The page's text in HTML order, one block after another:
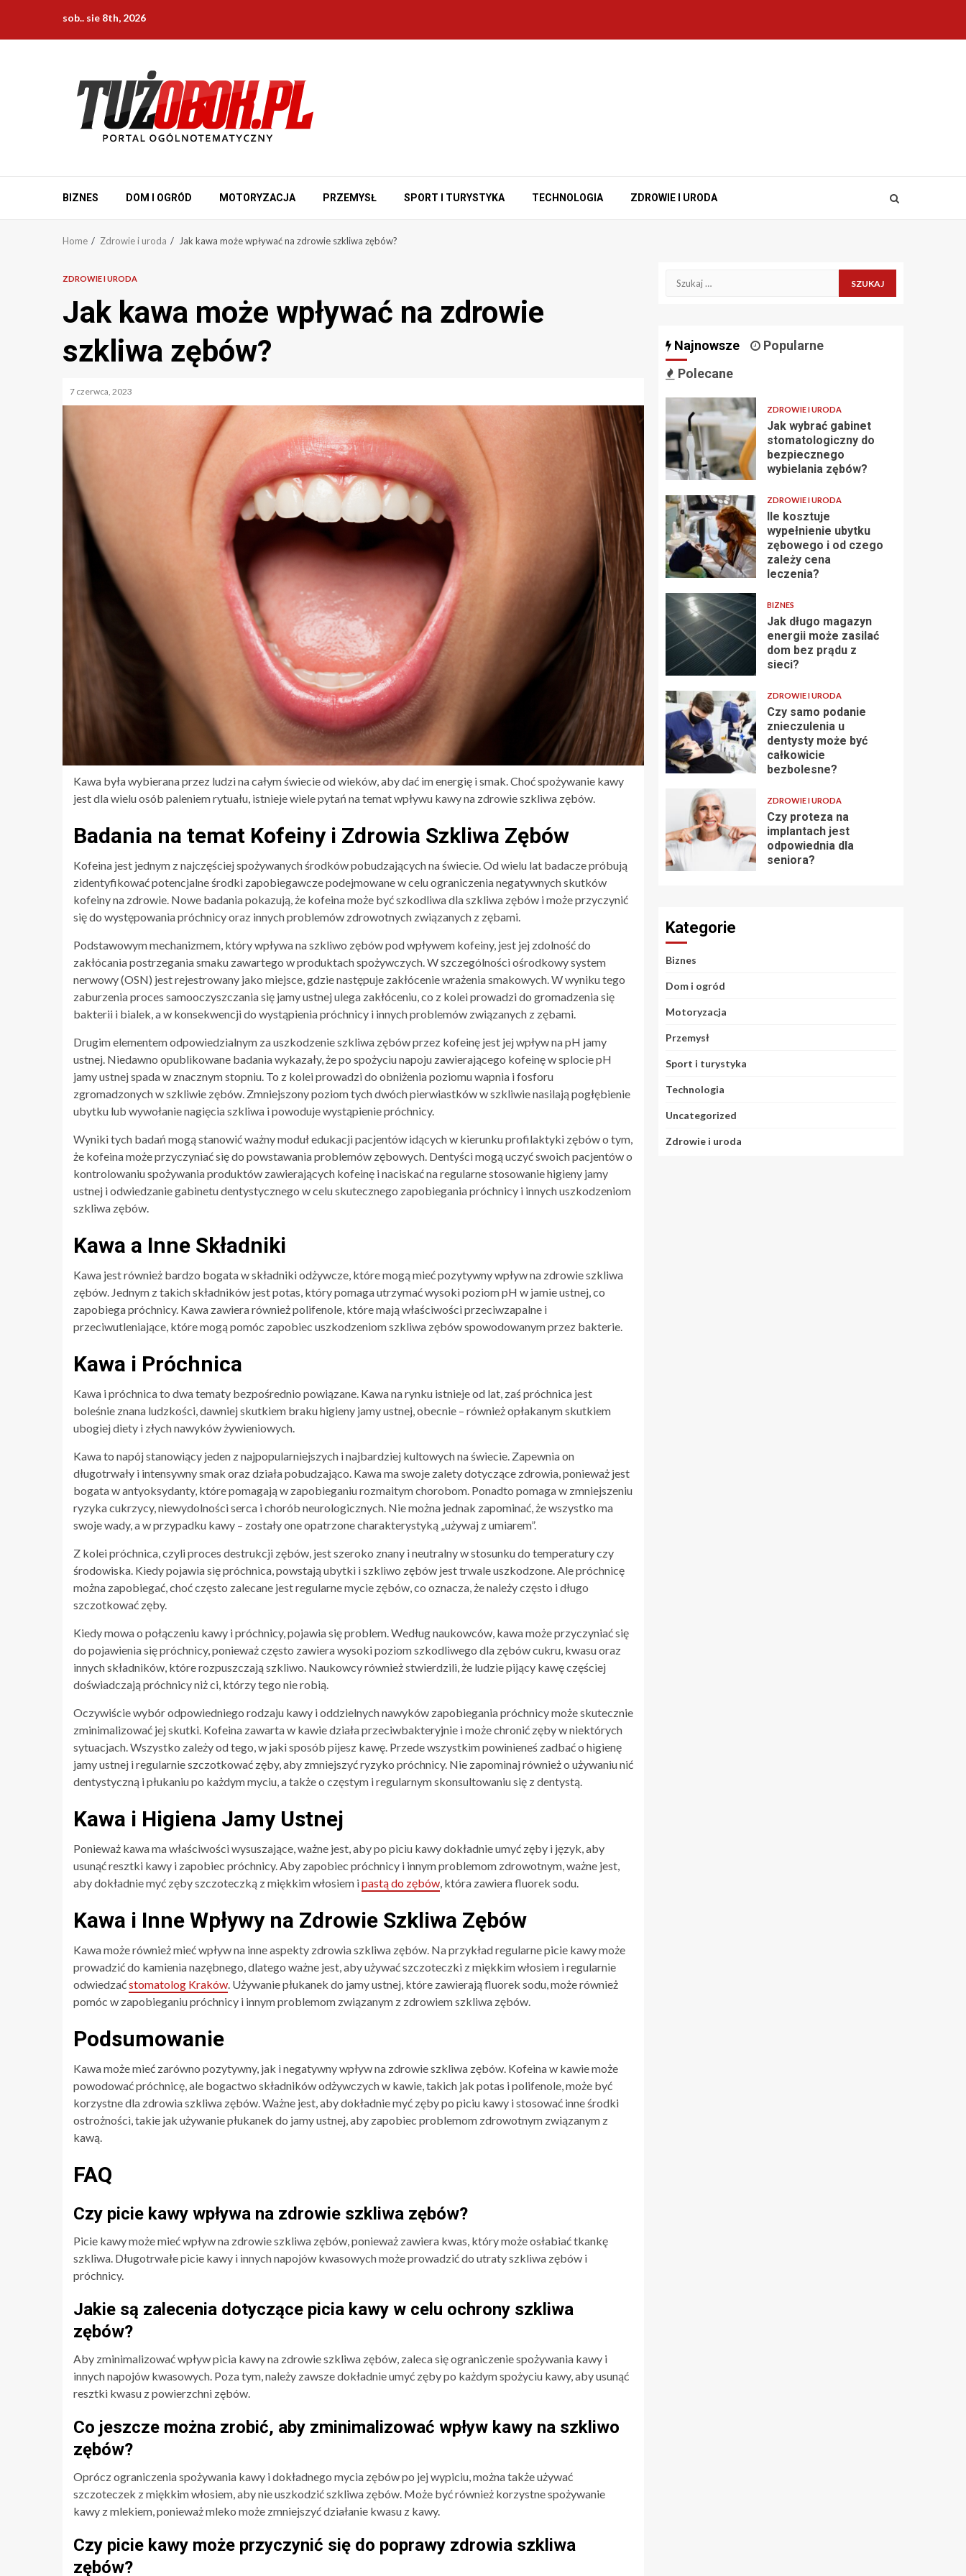
content
sob.. sie 8th, 2026
BIZNES DOM I OGRÓD MOTORYZACJA PRZEMYSŁ SPORT I TURYSTYKA TECHNOLOGIA ZDROWIE I URODA
Home Zdrowie i uroda Jak kawa może wpływać na zdrowie szkliwa zębów?
ZDROWIE I URODA
Jak kawa może wpływać na zdrowie
szkliwa zębów?
7 czerwca, 2023
Kawa była wybierana przez ludzi na całym świecie od wieków, aby dać im energię i smak. Choć spożywanie kawy
jest dla wielu osób paleniem rytuału, istnieje wiele pytań na temat wpływu kawy na zdrowie szkliwa zębów.
Badania na temat Kofeiny i Zdrowia Szkliwa Zębów
Kofeina jest jednym z najczęściej spożywanych środków pobudzających na świecie. Od wielu lat badacze próbują
zidentyfikować potencjalne środki zapobiegawcze podejmowane w celu ograniczenia negatywnych skutków
kofeiny na zdrowie. Nowe badania pokazują, że kofeina może być szkodliwa dla szkliwa zębów i może przyczynić
się do występowania próchnicy oraz innych problemów zdrowotnych związanych z zębami.
Podstawowym mechanizmem, który wpływa na szkliwo zębów pod wpływem kofeiny, jest jej zdolność do
zakłócania postrzegania smaku zawartego w produktach spożywczych. W szczególności ośrodkowy system
nerwowy (OSN) jest rejestrowany jako miejsce, gdzie następuje zakłócenie wrażenia smakowych. W wyniku tego
zaburzenia proces samooczyszczania się jamy ustnej ulega zakłóceniu, co z kolei prowadzi do gromadzenia się
bakterii i bialek, a w konsekwencji do wystąpienia próchnicy i innych problemów związanych z zębami.
Drugim elementem odpowiedzialnym za uszkodzenie szkliwa zębów przez kofeinę jest jej wpływ na pH jamy
ustnej. Niedawno opublikowane badania wykazały, że po spożyciu napoju zawierającego kofeinę w splocie pH
jamy ustnej spada w znacznym stopniu. To z kolei prowadzi do obniżenia poziomu wapnia i fosforu
zgromadzonych w szkliwie zębów. Zmniejszony poziom tych dwóch pierwiastków w szkliwie nasilają pogłębienie
ubytku lub wywołanie nagięcia szkliwa i powoduje wystąpienie próchnicy.
Wyniki tych badań mogą stanowić ważny moduł edukacji pacjentów idących w kierunku profilaktyki zębów o tym,
że kofeina może przyczyniać się do powstawania problemów zębowych. Dentyści mogą uczyć swoich pacjentów o
kontrolowaniu spożywania produktów zawierających kofeinę i naciskać na regularne stosowanie higieny jamy
ustnej i odwiedzanie gabinetu dentystycznego w celu skutecznego zapobiegania próchnicy i innych uszkodzeniom
szkliwa zębów.
Kawa a Inne Składniki
Kawa jest również bardzo bogata w składniki odżywcze, które mogą mieć pozytywny wpływ na zdrowie szkliwa
zębów. Jednym z takich składników jest potas, który pomaga utrzymać wysoki poziom pH w jamie ustnej, co
zapobiega próchnicy. Kawa zawiera również polifenole, które mają właściwości przeciwzapalne i
przeciwutleniające, które mogą pomóc zapobiec uszkodzeniom szkliwa zębów spowodowanym przez bakterie.
Kawa i Próchnica
Kawa i próchnica to dwa tematy bezpośrednio powiązane. Kawa na rynku istnieje od lat, zaś próchnica jest
boleśnie znana ludzkości, dawniej skutkiem braku higieny jamy ustnej, obecnie – również opłakanym skutkiem
ubogiej diety i złych nawyków żywieniowych.
Kawa to napój stanowiący jeden z najpopularniejszych i najbardziej kultowych na świecie. Zapewnia on
długotrwały i intensywny smak oraz działa pobudzająco. Kawa ma swoje zalety dotyczące zdrowia, ponieważ jest
bogata w antyoksydanty, które pomagają w zapobieganiu rozmaitym chorobom. Ponadto pomaga w zmniejszeniu
ryzyka cukrzycy, niewydolności serca i chorób neurologicznych. Nie można jednak zapominać, że wszystko ma
swoje wady, a w przypadku kawy – zostały one opatrzone charakterystyką „używaj z umiarem”.
Z kolei próchnica, czyli proces destrukcji zębów, jest szeroko znany i neutralny w stosunku do temperatury czy
środowiska. Kiedy pojawia się próchnica, powstają ubytki i szkliwo zębów jest trwale uszkodzone. Ale próchnicę
można zapobiegać, choć często zalecane jest regularne mycie zębów, co oznacza, że należy często i długo
szczotkować zęby.
Kiedy mowa o połączeniu kawy i próchnicy, pojawia się problem. Według naukowców, kawa może przyczyniać się
do pojawienia się próchnicy, ponieważ często zawiera wysoki poziom szkodliwego dla zębów cukru, kwasu oraz
innych składników, które rozpuszczają szkliwo. Naukowcy również stwierdzili, że ludzie pijący kawę częściej
doświadczają próchnicy niż ci, którzy tego nie robią.
Oczywiście wybór odpowiedniego rodzaju kawy i oddzielnych nawyków zapobiegania próchnicy może skutecznie
zminimalizować jej skutki. Kofeina zawarta w kawie działa przeciwbakteryjnie i może chronić zęby w niektórych
sytuacjach. Wszystko zależy od tego, w jaki sposób pijesz kawę. Przede wszystkim powinieneś zadbać o higienę
jamy ustnej i regularnie szczotkować zęby, aby zmniejszyć ryzyko próchnicy. Nie zapominaj również o używaniu nić
dentystyczną i płukaniu po każdym myciu, a także o częstym i regularnym skonsultowaniu się z dentystą.
Kawa i Higiena Jamy Ustnej
Ponieważ kawa ma właściwości wysuszające, ważne jest, aby po piciu kawy dokładnie umyć zęby i język, aby
usunąć resztki kawy i zapobiec próchnicy. Aby zapobiec próchnicy i innym problemom zdrowotnym, ważne jest,
aby dokładnie myć zęby szczoteczką z miękkim włosiem ipastą do zębów , która zawiera fluorek sodu.
Kawa i Inne Wpływy na Zdrowie Szkliwa Zębów
Kawa może również mieć wpływ na inne aspekty zdrowia szkliwa zębów. Na przykład regularne picie kawy może
prowadzić do kamienia nazębnego, dlatego ważne jest, aby używać szczoteczki z miękkim włosiem i regularnie
odwiedzaćstomatolog Kraków . Używanie płukanek do jamy ustnej, które zawierają fluorek sodu, może również
pomóc w zapobieganiu próchnicy i innym problemom związanym z zdrowiem szkliwa zębów.
Podsumowanie
Kawa może mieć zarówno pozytywny, jak i negatywny wpływ na zdrowie szkliwa zębów. Kofeina w kawie może
powodować próchnicę, ale bogactwo składników odżywczych w kawie, takich jak potas i polifenole, może być
korzystne dla zdrowia szkliwa zębów. Ważne jest, aby dokładnie myć zęby po piciu kawy i stosować inne środki
ostrożności, takie jak używanie płukanek do jamy ustnej, aby zapobiec problemom zdrowotnym związanym z
kawą.
FAQ
Czy picie kawy wpływa na zdrowie szkliwa zębów?
Picie kawy może mieć wpływ na zdrowie szkliwa zębów, ponieważ zawiera kwas, który może osłabiać tkankę
szkliwa. Długotrwałe picie kawy i innych napojów kwasowych może prowadzić do utraty szkliwa zębów i
próchnicy.
Jakie są zalecenia dotyczące picia kawy w celu ochrony szkliwa
zębów?
Aby zminimalizować wpływ picia kawy na zdrowie szkliwa zębów, zaleca się ograniczenie spożywania kawy i
innych napojów kwasowych. Poza tym, należy zawsze dokładnie umyć zęby po każdym spożyciu kawy, aby usunąć
resztki kwasu z powierzchni zębów.
Co jeszcze można zrobić, aby zminimalizować wpływ kawy na szkliwo
zębów?
Oprócz ograniczenia spożywania kawy i dokładnego mycia zębów po jej wypiciu, można także używać
szczoteczek z miękkim włosiem, aby nie uszkodzić szkliwa zębów. Może być również korzystne spożywanie
kawy z mlekiem, ponieważ mleko może zmniejszyć działanie kwasu z kawy.
Czy picie kawy może przyczynić się do poprawy zdrowia szkliwa
zębów?
Szukaj:
Najnowsze
Popularne
Polecane
ZDROWIE I URODA
Jak wybrać gabinet
stomatologiczny do
bezpiecznego
wybielania zębów?
ZDROWIE I URODA
Ile kosztuje
wypełnienie ubytku
zębowego i od czego
zależy cena
leczenia?
BIZNES
Jak długo magazyn
energii może zasilać
dom bez prądu z
sieci?
ZDROWIE I URODA
Czy samo podanie
znieczulenia u
dentysty może być
całkowicie
bezbolesne?
ZDROWIE I URODA
Czy proteza na
implantach jest
odpowiednia dla
seniora?
Kategorie
Biznes
Dom i ogród
Motoryzacja
Przemysł
Sport i turystyka
Technologia
Uncategorized
Zdrowie i uroda